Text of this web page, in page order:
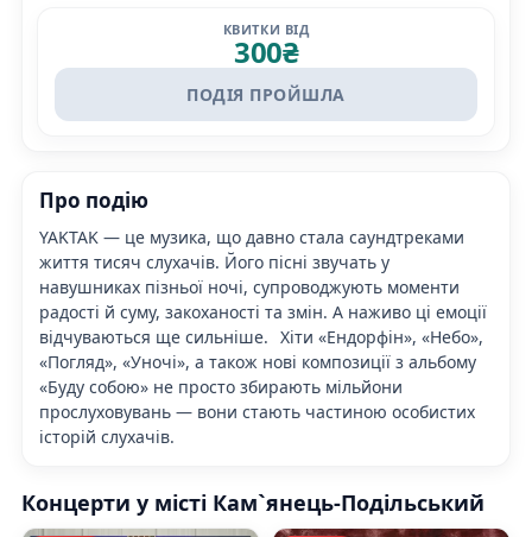
КВИТКИ ВІД
300₴
ПОДІЯ ПРОЙШЛА
Про подію
YAKTAK — це музика, що давно стала саундтреками
життя тисяч слухачів. Його пісні звучать у
навушниках пізньої ночі, супроводжують моменти
радості й суму, закоханості та змін. А наживо ці емоції
відчуваються ще сильніше.⠀Хіти «Ендорфін», «Небо»,
«Погляд», «Уночі», а також нові композиції з альбому
«Буду собою» не просто збирають мільйони
прослуховувань — вони стають частиною особистих
історій слухачів.
Концерти у місті Кам`янець-Подільський